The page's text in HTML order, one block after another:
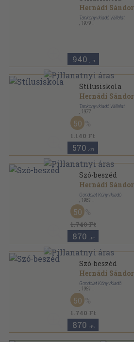
Hernádi Sándor
Tankönyvkiadó Vállalat
1979
940 ,-Ft
Stílusiskola
Hernádi Sándor
Tankönyvkiadó Vállalat
1977
Fűzött kemény papírkötés
1.140 Ft
50
570 ,-Ft
Szó-beszéd
Hernádi Sándor
Gondolat Könyvkiadó
1981
Könyvkötői kötés
1.740 Ft
50
870 ,-Ft
Szó-beszéd
Hernádi Sándor
Gondolat Könyvkiadó
1981
Ragasztott papírkötés
1.740 Ft
50
870 ,-Ft